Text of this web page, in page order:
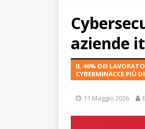
aziende
IL 46% DEI
CYBERMINACCE PIÙ
11 Maggio 2026